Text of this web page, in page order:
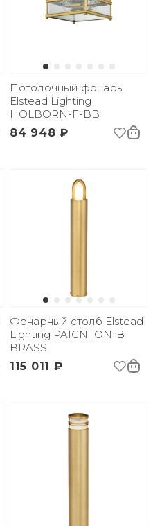
Потолочный фонарь
Elstead Lighting
HOLBORN-F-BB
84 948 ₽
Фонарный столб Elstead
Lighting PAIGNTON-B-
BRASS
115 011 ₽